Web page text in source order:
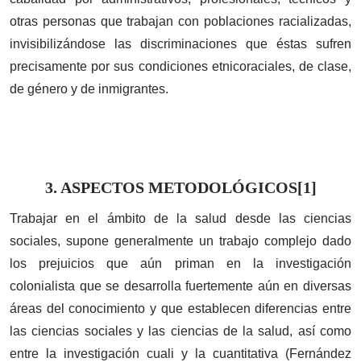
otras personas que trabajan con poblaciones racializadas,
invisibilizándose las discriminaciones que éstas sufren
precisamente por sus condiciones etnicoraciales, de clase,
de género y de inmigrantes.
3. ASPECTOS METODOLÓGICOS[1]
Trabajar en el ámbito de la salud desde las ciencias
sociales, supone generalmente un trabajo complejo dado
los prejuicios que aún priman en la investigación
colonialista que se desarrolla fuertemente aún en diversas
áreas del conocimiento y que establecen diferencias entre
las ciencias sociales y las ciencias de la salud, así como
entre la investigación cuali y la cuantitativa (Fernández